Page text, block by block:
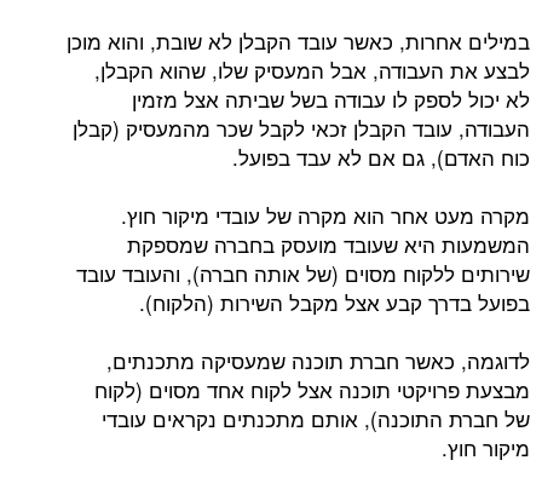
במילים אחרות, כאשר עובד הקבלן לא שובת, והוא מוכן
לבצע את העבודה, אבל המעסיק שלו, שהוא הקבלן,
לא יכול לספק לו עבודה בשל שביתה אצל מזמין
העבודה, עובד הקבלן זכאי לקבל שכר מהמעסיק (קבלן
כוח האדם), גם אם לא עבד בפועל.
מקרה מעט אחר הוא מקרה של עובדי מיקור חוץ.
המשמעות היא שעובד מועסק בחברה שמספקת
שירותים ללקוח מסוים (של אותה חברה), והעובד עובד
בפועל בדרך קבע אצל מקבל השירות (הלקוח).
לדוגמה, כאשר חברת תוכנה שמעסיקה מתכנתים,
מבצעת פרויקטי תוכנה אצל לקוח אחד מסוים (לקוח
של חברת התוכנה), אותם מתכנתים נקראים עובדי
מיקור חוץ.